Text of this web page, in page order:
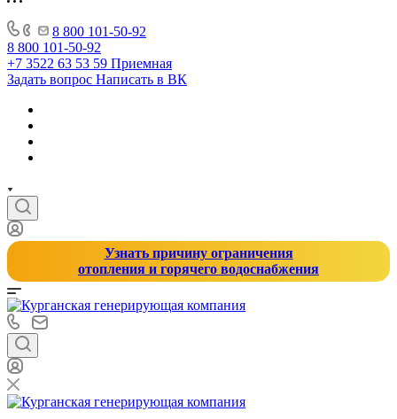
8 800 101-50-92
8 800 101-50-92
+7 3522 63 53 59 Приемная
Задать вопрос Написать в ВК
Узнать причину ограничения
отопления и горячего водоснабжения